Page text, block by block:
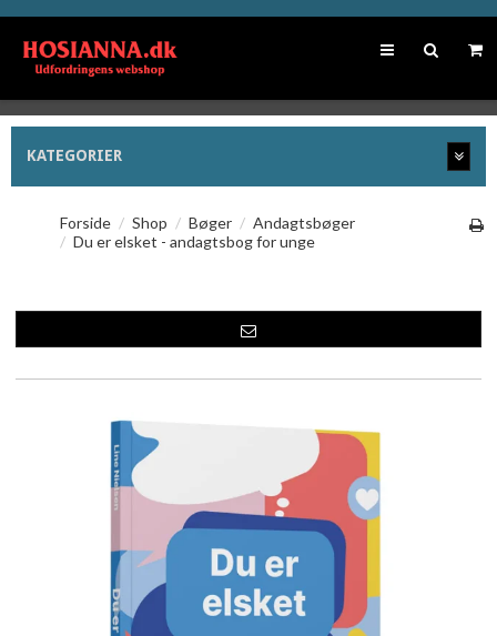
KATEGORIER
Forside / Shop / Bøger / Andagtsbøger
/ Du er elsket - andagtsbog for unge